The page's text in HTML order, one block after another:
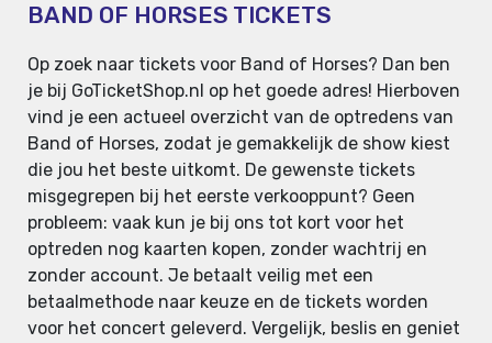
BAND OF HORSES TICKETS
Op zoek naar tickets voor Band of Horses? Dan ben
je bij GoTicketShop.nl op het goede adres! Hierboven
vind je een actueel overzicht van de optredens van
Band of Horses, zodat je gemakkelijk de show kiest
die jou het beste uitkomt. De gewenste tickets
misgegrepen bij het eerste verkooppunt? Geen
probleem: vaak kun je bij ons tot kort voor het
optreden nog kaarten kopen, zonder wachtrij en
zonder account. Je betaalt veilig met een
betaalmethode naar keuze en de tickets worden
voor het concert geleverd. Vergelijk, beslis en geniet